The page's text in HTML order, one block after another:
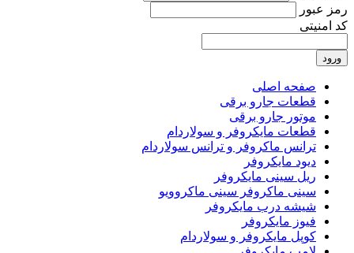
رمز عبور
کد امنیتی
ورود
صفحه اصلی
قطعات جارو برقی
موتور جارو برقی
قطعات مایکروفر و سولاردام
ترانس ماکروفر و ترانس سولاردام
دیود مایکروفر
ریل سینی مایکروفر
سینی ماکروفر سینی ماکروویو
شیشه درب مایکروفر
فیوز مایکروفر
کوپل مایکروفر و سولاردام